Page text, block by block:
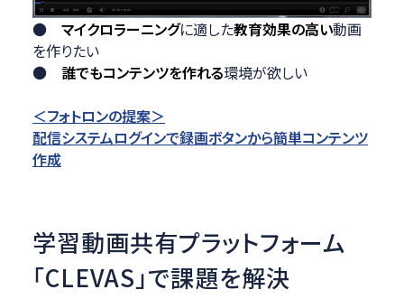
● マイクロラーニングに適した教育効果の高い動画
を作りたい
● 誰でもコンテンツを作れる環境が欲しい
＜フォトロンの提案＞
配信システムログインで録画ボタンから簡単コンテンツ
作成
学習動画共有プラットフォーム
「CLEVAS」で課題を解決